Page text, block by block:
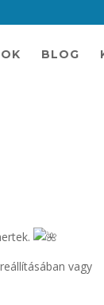
BLOG
vagy